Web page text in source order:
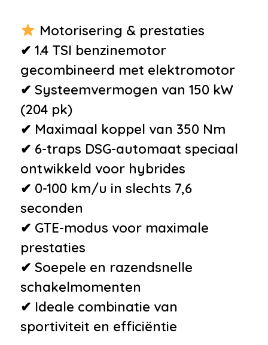
•Elektrische ramen voor en
achter
•Hoofdsteunen achter
•Lederen stuurwiel
•Lederen stuurwiel en
versnellingspook
•Lederen versnellingspook
•Lendesteunen (verstelbaar)
•Stuurbekrachtiging
•Stuurbekrachtiging
snelheidsafhankelijk
•Stuur verstelbaar
•Voorstoelen in hoogte
verstelbaar
Milieu
•Start/stop systeem
Motorisering & prestaties
✔ 1.4 TSI benzinemotor
gecombineerd met elektromotor
✔ Systeemvermogen van 150 kW
(204 pk)
✔ Maximaal koppel van 350 Nm
✔ 6-traps DSG-automaat speciaal
ontwikkeld voor hybrides
✔ 0-100 km/u in slechts 7,6
seconden
✔ GTE-modus voor maximale
prestaties
✔ Soepele en razendsnelle
schakelmomenten
✔ Ideale combinatie van
sportiviteit en efficiëntie